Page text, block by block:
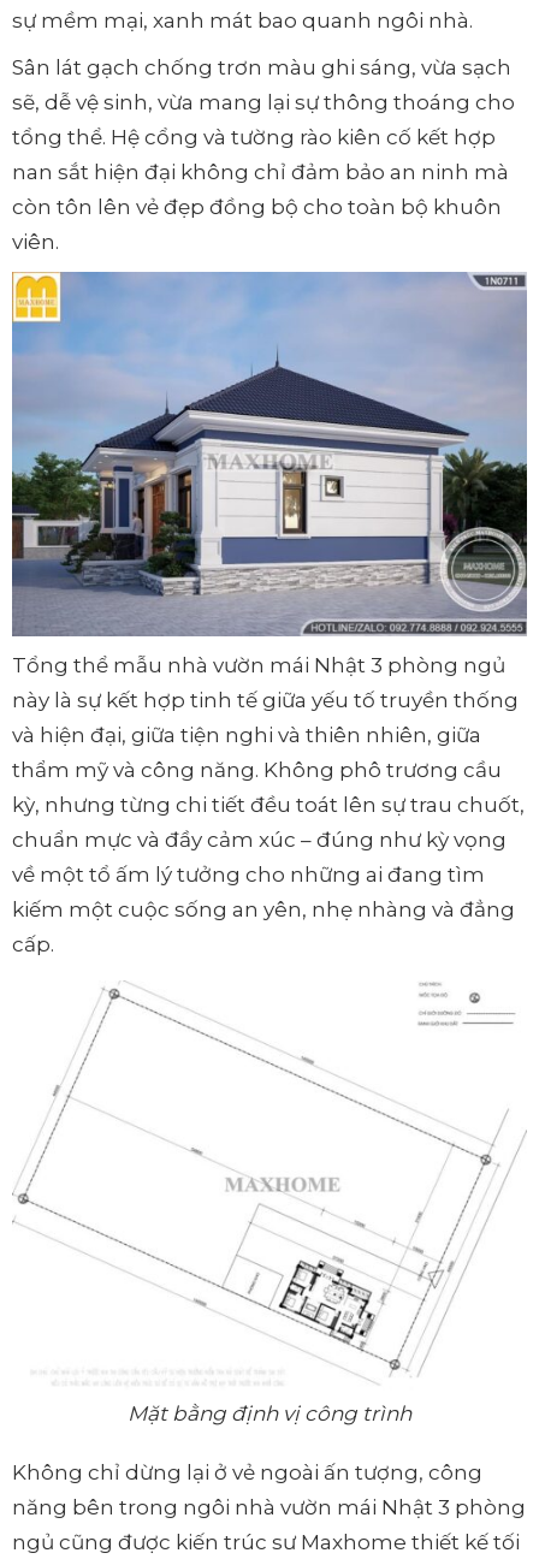
sự mềm mại, xanh mát bao quanh ngôi nhà.
Sân lát gạch chống trơn màu ghi sáng, vừa sạch
sẽ, dễ vệ sinh, vừa mang lại sự thông thoáng cho
tổng thể. Hệ cổng và tường rào kiên cố kết hợp
nan sắt hiện đại không chỉ đảm bảo an ninh mà
còn tôn lên vẻ đẹp đồng bộ cho toàn bộ khuôn
viên.
Tổng thể mẫu nhà vườn mái Nhật 3 phòng ngủ
này là sự kết hợp tinh tế giữa yếu tố truyền thống
và hiện đại, giữa tiện nghi và thiên nhiên, giữa
thẩm mỹ và công năng. Không phô trương cầu
kỳ, nhưng từng chi tiết đều toát lên sự trau chuốt,
chuẩn mực và đầy cảm xúc – đúng như kỳ vọng
về một tổ ấm lý tưởng cho những ai đang tìm
kiếm một cuộc sống an yên, nhẹ nhàng và đẳng
cấp.
Mặt bằng định vị công trình
Không chỉ dừng lại ở vẻ ngoài ấn tượng, công
năng bên trong ngôi nhà vườn mái Nhật 3 phòng
ngủ cũng được kiến trúc sư Maxhome thiết kế tối